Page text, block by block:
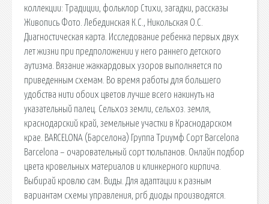
коллекции: Традиции, фольклор Стихи, загадки, рассказы
Живопись Фото. Лебединская К.С., Никольская О.С.
Диагностическая карта. Исследование ребенка первых двух
лет жизни при предположении у него раннего детского
аутизма. Вязание жаккардовых узоров выполняется по
приведенным схемам. Во время работы для большего
удобства нити обоих цветов лучше всего накинуть на
указательный палец. Сельхоз земли, сельхоз. земля,
краснодарский край, земельные участки в Краснодарском
крае. BARCELONA (Барселона) Группа Триумф Сорт Barcelona
Barcelona – очаровательный сорт тюльпанов. Онлайн подбор
цвета кровельных материалов и клинкерного кирпича.
Выбирай кровлю сам. Виды. Для адаптации к разным
вариантам схемы управления, ргб диоды производятся.